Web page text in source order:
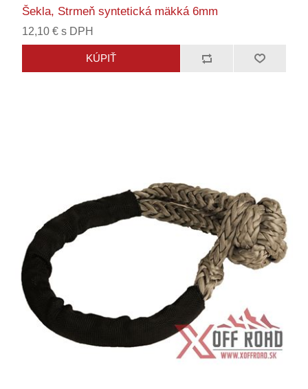
Šekla, Strmeň syntetická mäkká 6mm
12,10 € s DPH